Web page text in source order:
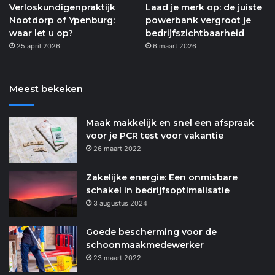
Verloskundigenpraktijk
Nootdorp of Ypenburg:
waar let u op?
25 april 2026
Laad je merk op: de juiste
powerbank vergroot je
bedrijfszichtbaarheid
6 maart 2026
Meest bekeken
Maak makkelijk en snel een afspraak
voor je PCR test voor vakantie
26 maart 2022
Zakelijke energie: Een onmisbare
schakel in bedrijfsoptimalisatie
3 augustus 2024
Goede bescherming voor de
schoonmaakmedewerker
23 maart 2022